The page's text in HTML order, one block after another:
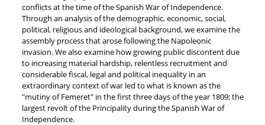
conflicts at the time of the Spanish War of Independence.
Through an analysis of the demographic, economic, social,
political, religious and ideological background, we examine the
assembly process that arose following the Napoleonic
invasion. We also examine how growing public discontent due
to increasing material hardship, relentless recruitment and
considerable fiscal, legal and political inequality in an
extraordinary context of war led to what is known as the
"mutiny of Femeret" in the first three days of the year 1809; the
largest revolt of the Principality during the Spanish War of
Independence.